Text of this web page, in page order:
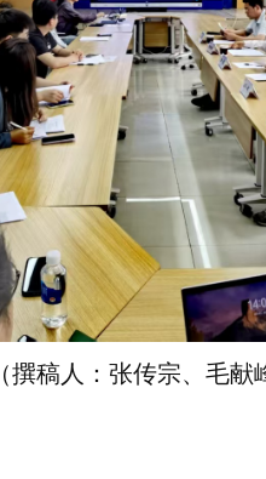
（撰稿人：张传宗、毛